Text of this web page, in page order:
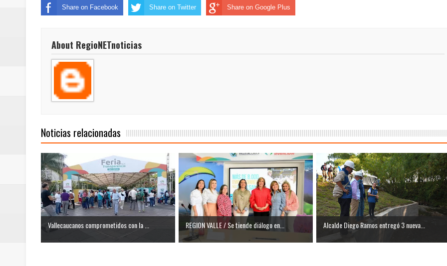
acciones que impactan a más de 20.000 personas
ReGioNetNoticias- MEDELLIN / En Medellín fue inmovilizado un bus que estaba siendo lavado
excedió límites de emisión de gases contaminantes
Regionetnoticias / En solo dos años y siete meses, la Fábrica de Licores del Tolima alcanzó el 94
transferencias prevista para los 4 años de gobierno
Share on Facebook Share on Twitter Share on Google Plus
About RegioNETnoticias
Noticias relacionadas
Vallecaucanos comprometidos con la ... REGION VALLE / Se tiende diálogo en... Alcalde Diego Ramos entregó 3 nueva...